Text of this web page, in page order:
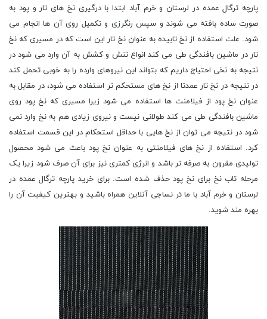
پارچه ترگال عمده در لرستان و خرم آباد ابتدا با درگیری نخ های تار و پود به
صورت ساده بافته می شوند و سپس رنگرزی و تکمیل روی آن ها انجام می
شود. علت استفاده از نخ تابیده به عنوان نخ تار این است که در مسیری که نخ
تار در ماشین بافندگی طی می کند انواع تنش و کشش به آن وارد می شود در
نتیجه به نخی احتیاج داریم که بتواند این نیروهای وارده را به خوبی تحمل کند
در نتیجه در نخ تار عمدتا از نخ های مستحکم تر استفاده می شود، در مقابل به
عنوان نخ پود از فیلامنت ها استفاده می شود زیرا مسیری که نخ پود روی
ماشین بافندگی طی می کند طولانی نیست و نیروی زیادی هم به نخ وارد نمی
شود در نتیجه می توان از نخ هایی با حداقل استحکام در این قسمت استفاده
کرد. استفاده از نخ های فیلامنتی به عنوان نخ پود باعث می شود محصول
تولیدی مقرون به صرفه تر باشد و انرژی کمتری نیز برای آن صرف شود زیرا یک
مرحله تاب نخ برای نخ پود حذف شده است. برای خرید پارچه ترگال عمده در
لرستان و خرم آباد با ما ئر نساجی آنلاین همراه باشید و بهترین کیفیت آن را
بهره مند شوید.